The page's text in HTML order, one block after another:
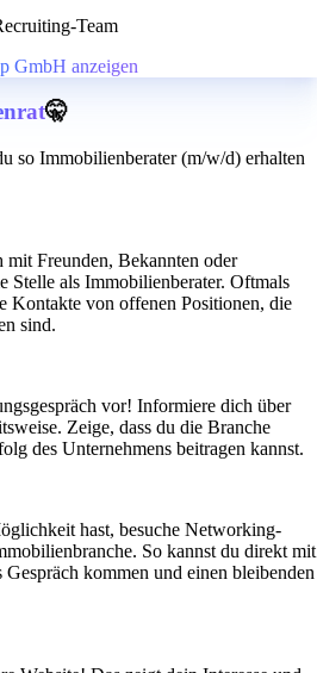
Team
GmbH anzeigen
🤫
so Immobilienberater (m/w/d) erhalten
Freunden, Bekannten oder
Stelle als Immobilienberater. Oftmals
Kontakte von offenen Positionen, die
sind.
vor! Informiere dich über
Zeige, dass du die Branche
des Unternehmens beitragen kannst.
hast, besuche Networking-
So kannst du direkt mit
kommen und einen bleibenden